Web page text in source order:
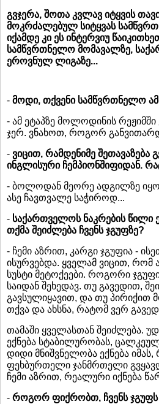
გვჯერა, შოთა კვლავ იტყვის
მოკრძალებულ სიტყვას
იქამდე კი ეს ინტერვიუ
სამწვრთნელო მომავალზე,
ეროვნულ ლიგაზე...
- მოდი, თქვენი სამწვრთნელო
- ამ ეტაპზე მოლოდინის
ჯერ. ვნახოთ, როგორ
- ვიცით, რამდენიმე
ინგლისური ჩემპიონშიფიდან.
- ბოლოდან მეორე ადგილზე იყო
ასე ჩავთვალე საჭიროდ...
- საქართველოს ნაკრების წილი
თქმა შეიძლება ჩვენს ჯგუფზე?
- ჩემი აზრით, კარგი ჯგუფია -
ისურვებდა. ყველამ ვიცით, რომ
სუსტი მეტოქეები. როგორი
საიდან შეხედავ. თუ გავედით,
გავსულიყავით, და თუ პირიქით
თქვა და ახსნა, რატომ ვერ
თამაში ყველასთან შეიძლება.
ექნება სტაბილურობას, ცალკეულ
დიდი მნიშვნელობა ექნება
ფეხბურთელი ჯანმრთელი
ჩემი აზრით, რეალური იქნება
- როგორ ფიქრობთ, ჩვენს ჯგუფს